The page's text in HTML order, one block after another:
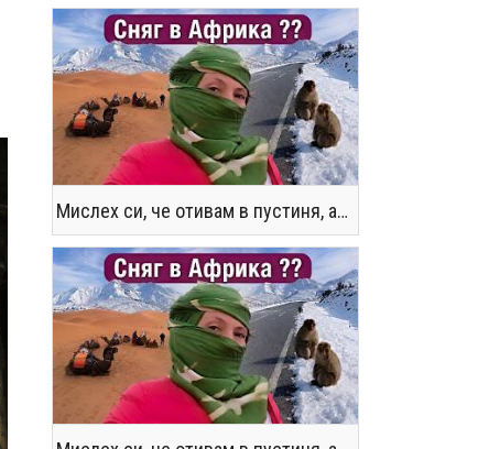
Мислех си, че отивам в пустиня, а се озовах в снега !! / Not the Morocco You Know